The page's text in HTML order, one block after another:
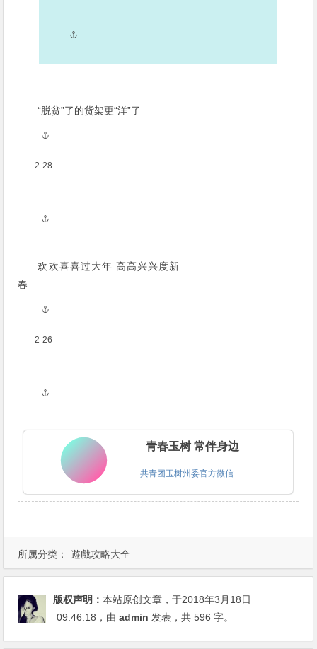
所属分类： 遊戲攻略大全
“脱贫”了的货架更“洋”了
2-28
欢欢喜喜过大年 高高兴兴度新
春
2-26
青春玉树 常伴身边
共青团玉树州委官方微信
版权声明：本站原创文章，于2018年3月18日
09:46:18 ，由admin 发表，共 596 字。